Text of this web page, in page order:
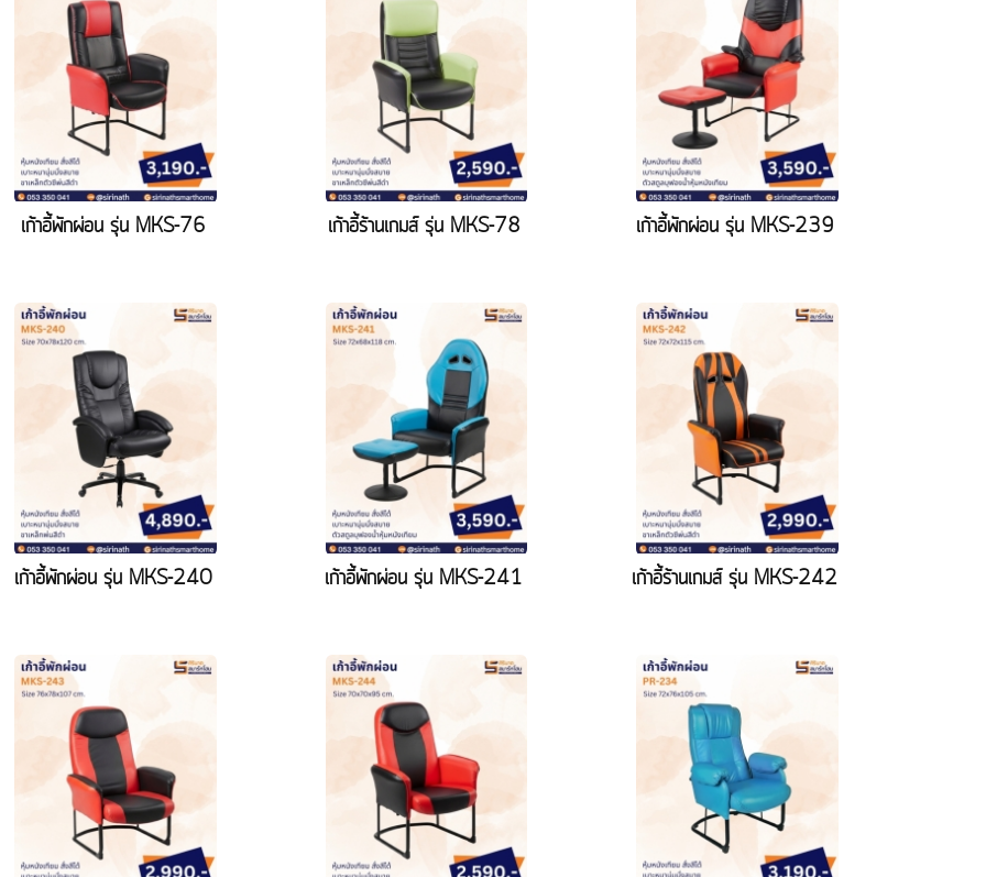
เก้าอี้พักผ่อน รุ่น MKS-76 เก้าอี้ร้านเกมส์ รุ่น MKS-78 เก้าอี้พักผ่อน รุ่น MKS-239
เก้าอี้พักผ่อน รุ่น MKS-240 เก้าอี้พักผ่อน รุ่น MKS-241 เก้าอี้ร้านเกมส์ รุ่น MKS-242